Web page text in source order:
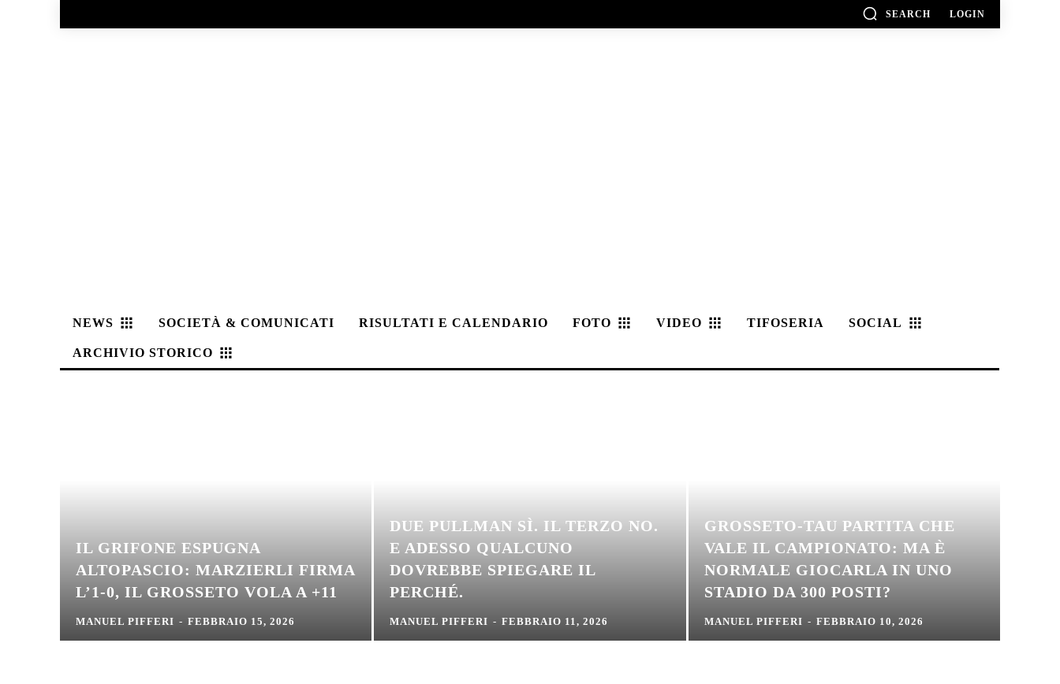
SEARCH LOGIN
NEWS SOCIETÀ & COMUNICATI RISULTATI E CALENDARIO FOTO VIDEO TIFOSERIA SOCIAL
ARCHIVIO STORICO
IL GRIFONE ESPUGNA
ALTOPASCIO: MARZIERLI FIRMA
L’1-0, IL GROSSETO VOLA A +11
MANUEL PIFFERI - FEBBRAIO 15, 2026
DUE PULLMAN SÌ. IL TERZO NO.
E ADESSO QUALCUNO
DOVREBBE SPIEGARE IL
PERCHÉ.
MANUEL PIFFERI - FEBBRAIO 11, 2026
GROSSETO-TAU PARTITA CHE
VALE IL CAMPIONATO: MA È
NORMALE GIOCARLA IN UNO
STADIO DA 300 POSTI?
MANUEL PIFFERI - FEBBRAIO 10, 2026